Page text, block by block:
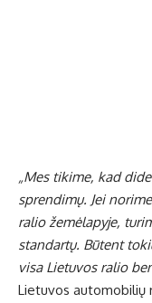
„Mes tikime, kad
sprendimų. Jei
ralio žemėlapyje,
standartų. Būtent
visa Lietuvos ralio
Lietuvos automobilių